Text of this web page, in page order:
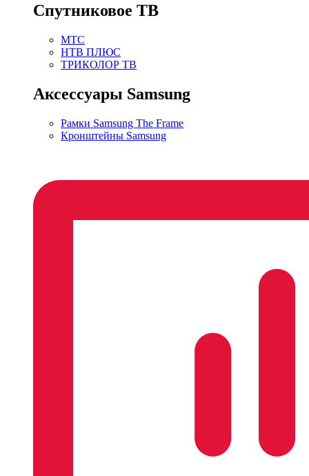
Спутниковое ТВ
МТС
НТВ ПЛЮС
ТРИКОЛОР ТВ
Аксессуары Samsung
Рамки Samsung The Frame
Кронштейны Samsung